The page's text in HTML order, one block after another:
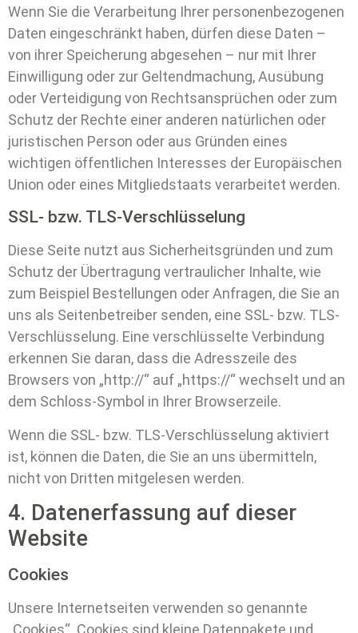
Wenn Sie die Verarbeitung Ihrer personenbezogenen
Daten eingeschränkt haben, dürfen diese Daten –
von ihrer Speicherung abgesehen – nur mit Ihrer
Einwilligung oder zur Geltendmachung, Ausübung
oder Verteidigung von Rechtsansprüchen oder zum
Schutz der Rechte einer anderen natürlichen oder
juristischen Person oder aus Gründen eines
wichtigen öffentlichen Interesses der Europäischen
Union oder eines Mitgliedstaats verarbeitet werden.
SSL- bzw. TLS-Verschlüsselung
Diese Seite nutzt aus Sicherheitsgründen und zum
Schutz der Übertragung vertraulicher Inhalte, wie
zum Beispiel Bestellungen oder Anfragen, die Sie an
uns als Seitenbetreiber senden, eine SSL- bzw. TLS-
Verschlüsselung. Eine verschlüsselte Verbindung
erkennen Sie daran, dass die Adresszeile des
Browsers von „http://“ auf „https://“ wechselt und an
dem Schloss-Symbol in Ihrer Browserzeile.
Wenn die SSL- bzw. TLS-Verschlüsselung aktiviert
ist, können die Daten, die Sie an uns übermitteln,
nicht von Dritten mitgelesen werden.
4. Datenerfassung auf dieser
Website
Cookies
Unsere Internetseiten verwenden so genannte
„Cookies“. Cookies sind kleine Datenpakete und